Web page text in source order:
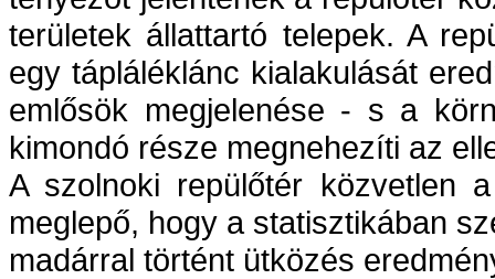
területek állattartó telepek. A
egy tápláléklánc kialakulását
emlősök megjelenése - s a
kimondó része megnehezíti az
A szolnoki repülőtér közvetlen
meglepő, hogy a statisztikában
madárral történt ütközés